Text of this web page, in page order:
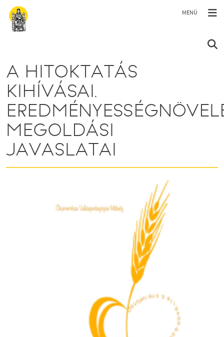
Ugrás a tartalomra
A HITOKTATÁS
KIHÍVÁSAI,
MEGOLDÁSI
JAVASLATAI